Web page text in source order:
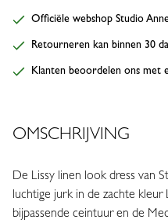
Officiële webshop Studio
Retourneren kan binnen 30
Klanten beoordelen ons met
OMSCHRIJVING
De Lissy linen look dress van
luchtige jurk in de zachte
bijpassende ceintuur en de